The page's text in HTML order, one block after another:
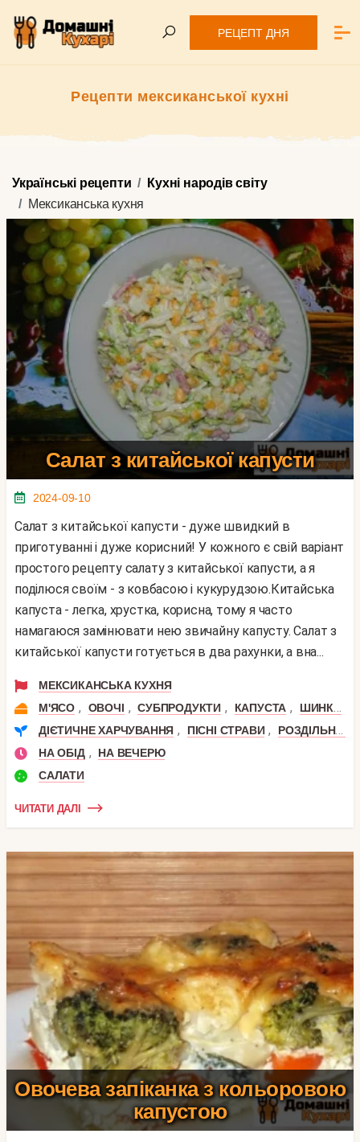
РЕЦЕПТ ДНЯ
Рецепти мексиканської кухні
Українські рецепти
Кухні народів світу
Мексиканська кухня
Салат з китайської капусти
2024-09-10
Салат з китайської капусти - дуже швидкий в
приготуванні і дуже корисний! У кожного є свій варіант
простого рецепту салату з китайської капусти, а я
поділюся своїм - з ковбасою і кукурудзою.Китайська
капуста - легка, хрустка, корисна, тому я часто
намагаюся замінювати нею звичайну капусту. Салат з
китайської капусти готується в два рахунки, а вна...
МЕКСИКАНСЬКА КУХНЯ
М'ЯСО , ОВОЧІ , СУБПРОДУКТИ , КАПУСТА , ШИНКА
ДІЄТИЧНЕ ХАРЧУВАННЯ , ПІСНІ СТРАВИ ,
РОЗДІЛЬНЕ ХАРЧУВАННЯ
НА ОБІД ,
НА ВЕЧЕРЮ
САЛАТИ
ЧИТАТИ ДАЛІ
Овочева запіканка з кольоровою
капустою